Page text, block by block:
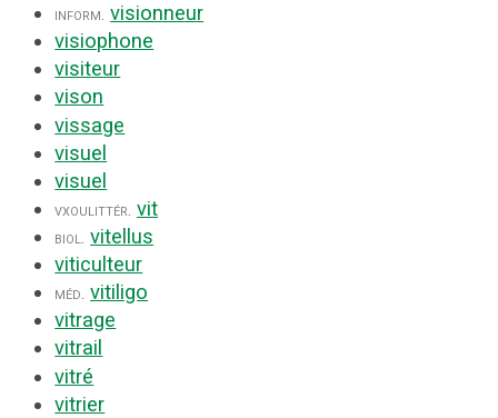
inform. visionneur
visiophone
visiteur
vison
vissage
visuel
visuel
vxoulittér. vit
biol. vitellus
viticulteur
méd. vitiligo
vitrage
vitrail
vitré
vitrier